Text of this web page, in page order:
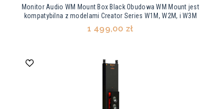
Monitor Audio WM Mount Box Black Obudowa WM Mount jest
kompatybilna z modelami Creator Series W1M, W2M, i W3M
1 499,00 zł